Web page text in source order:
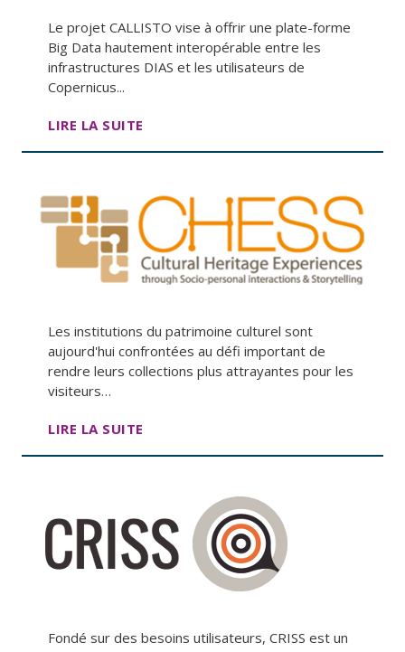
Le projet CALLISTO vise à offrir une plate-forme
Big Data hautement interopérable entre les
infrastructures DIAS et les utilisateurs de
Copernicus...
LIRE LA SUITE
Les institutions du patrimoine culturel sont
aujourd'hui confrontées au défi important de
rendre leurs collections plus attrayantes pour les
visiteurs…
LIRE LA SUITE
Fondé sur des besoins utilisateurs, CRISS est un